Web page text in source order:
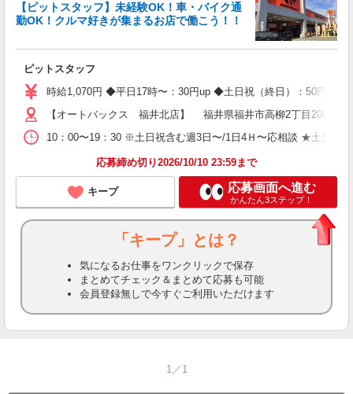
【ピットスタッフ】未経験OK！車・バイク通
勤OK！クルマ好きが集まるお店で働こう！！
ピットスタッフ
時給1,070円 ◆平日17時〜：30円up ◆土日祝（終日）：50円up
【オートバックス 福井北店】 福井県福井市高柳2丁目2001番
10：00〜19：30 ※土日祝含む週3日〜/1日4Ｈ〜応相談 ★土日勤
応募締め切り2026/10/10 23:59まで
キープ 応募画面へ進む
かんたん3ステップ！
「キープ」とは？
気になるお仕事をワンクリックで保存
まとめてチェック＆まとめて応募も可能
会員登録無しで今すぐご利用いただけます
1／1